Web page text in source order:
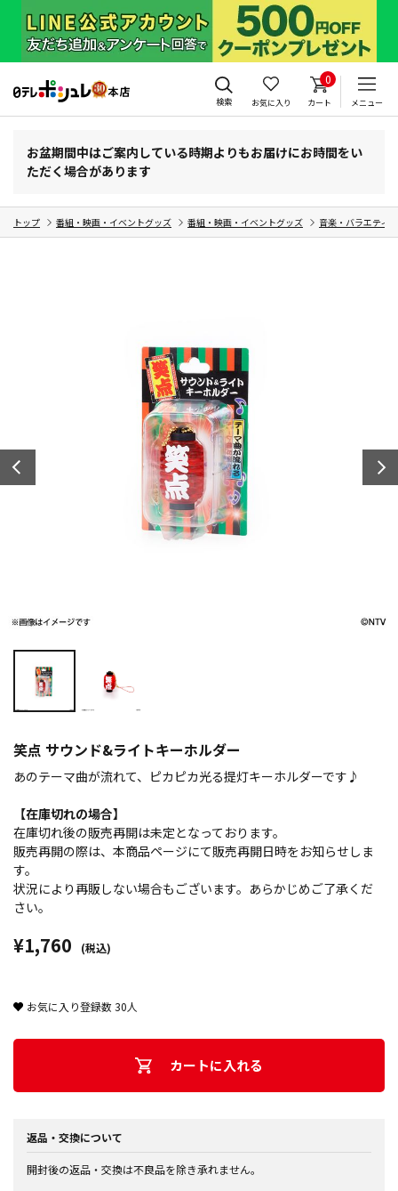
検索 お気に入り
0
カート メニュー
お盆期間中はご案内している時期よりもお届けにお時間をい
ただく場合があります
トップ 番組・映画・イベントグッズ 番組・映画・イベントグッズ 音楽・バラエティ
笑点 サウンド&ライトキーホルダー
あのテーマ曲が流れて、ピカピカ光る提灯キーホルダーです♪
【在庫切れの場合】
在庫切れ後の販売再開は未定となっております。
販売再開の際は、本商品ページにて販売再開日時をお知らせしま
す。
状況により再販しない場合もございます。あらかじめご了承くだ
さい。
¥1,760 (税込)
お気に入り登録数30人
カートに入れる
返品・交換について
開封後の返品・交換は不良品を除き承れません。